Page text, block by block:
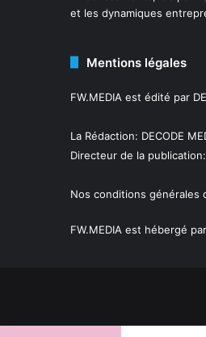
et les dynamiques
Mentions légales
FW.MEDIA est édité par
La Rédaction: DECODE
Directeur de la publication:
Nos conditions générales
FW.MEDIA est hébergé